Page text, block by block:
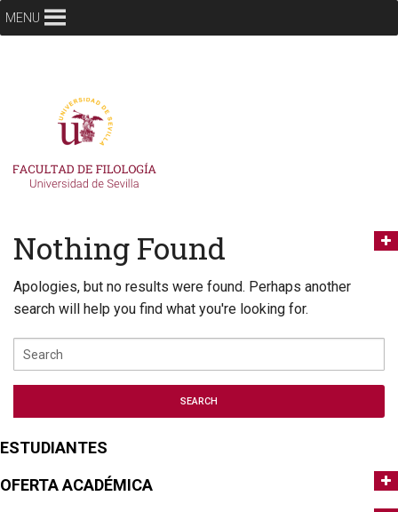
MENU
Nothing Found
Apologies, but no results were found. Perhaps another
search will help you find what you're looking for.
ESTUDIANTES
OFERTA ACADÉMICA